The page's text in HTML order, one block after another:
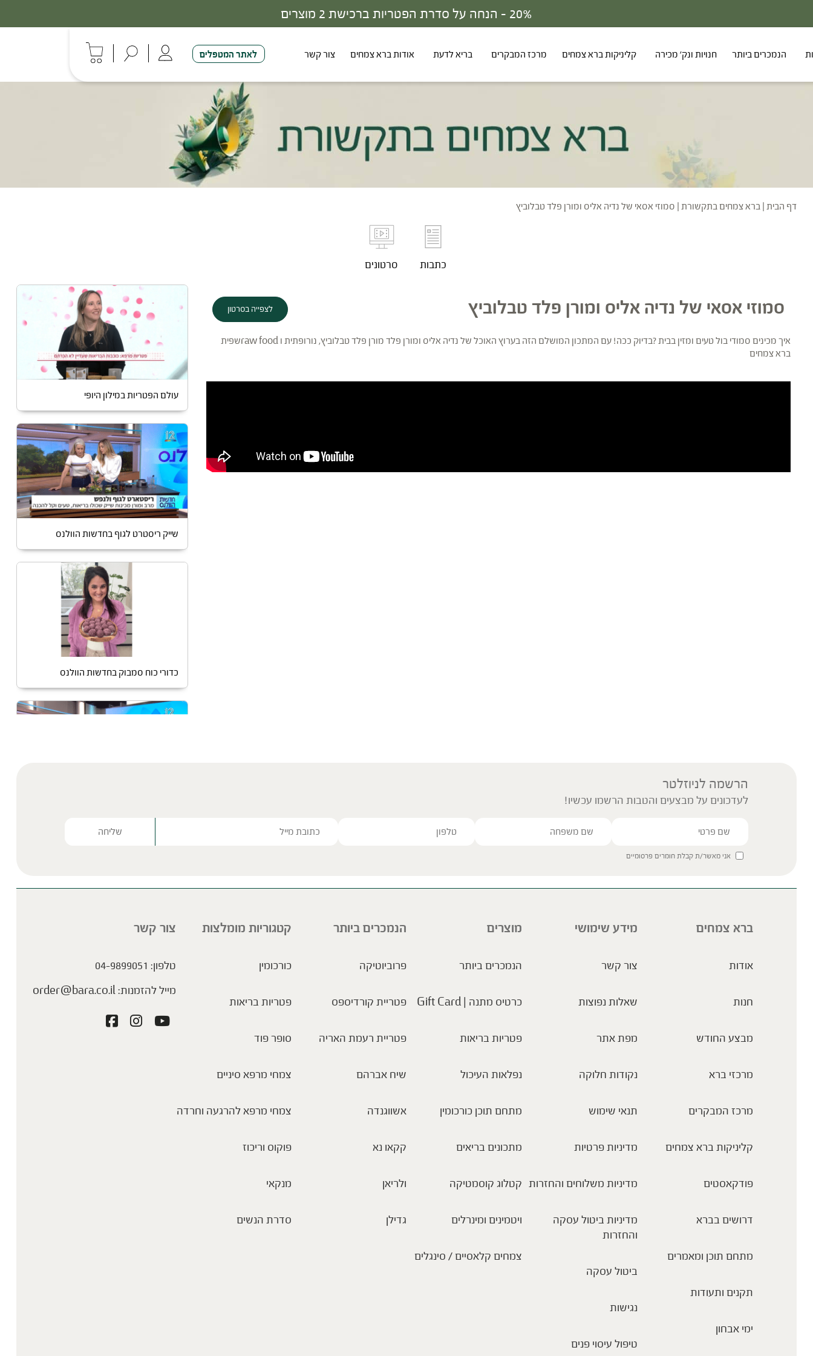
30% - הנחה על סדרת הפטריות ברכישת 3 מוצרים
הנמכרים ביותר חנויות ונק' מכירה קליניקות ברא צמחים מרכז המבקרים בריא לדעת אודות ברא צמחים צור קשר לאתר המטפלים
דף הבית | ברא צמחים בתקשורת | סמוזי אסאי של נדיה אליס ומורן פלד טבלוביץ
כתבות סרטונים
סמוזי אסאי של נדיה אליס ומורן פלד טבלוביץ לצפייה בסרטון
איך מכינים סמודי בול טעים ומזין בבית?בדיוק ככה! עם המתכון המושלם הזה בערוץ האוכל של נדיה אליס ומורן פלד מורן פלד טבלוביץ, נורופתית ו raw foodשפית
ברא צמחים
עולם הפטריות במילון היופי
שייק ריסטרט לגוף בחדשות הוולנס
כדורי כוח סמבוק בחדשות הוולנס
הבריאות
הרשמה לניוזלטר
לעדכונים על מבצעים והטבות הרשמו עכשיו!
אני מאשר/ת קבלת חומרים פרסומיים
ברא צמחים
אודות
חנות
מבצע החודש
מרכזי ברא
מרכז המבקרים
קליניקות ברא צמחים
פודקאסטים
דרושים בברא
מתחם תוכן ומאמרים
תקנים ותעודות
ימי אבחון
מידע שימושי
צור קשר
שאלות נפוצות
מפת אתר
נקודות חלוקה
תנאי שימוש
מדיניות פרטיות
מדיניות משלוחים והחזרות
מדיניות ביטול עסקה
והחזרות
ביטול עסקה
נגישות
טיפול עיסוי פנים
מוצרים
הנמכרים ביותר
כרטיס מתנה | Gift Card
פטריות בריאות
נפלאות העיכול
מתחם תוכן כורכומין
מתכונים בריאים
קטלוג קוסמטיקה
ויטמינים ומינרלים
צמחים קלאסיים / סינגלים
הנמכרים ביותר
פרוביוטיקה
פטריית קורדיספס
פטריית רעמת האריה
שיח אברהם
אשווגנדה
קקאו נא
ולריאן
גדילן
קטגוריות מומלצות
כורכומין
פטריות בריאות
סופר פוד
צמחי מרפא סיניים
צמחי מרפא להרגעה וחרדה
פוקוס וריכוז
מנקאי
סדרת הנשים
צור קשר
טלפון: 04-9899051
מייל להזמנות:order@bara.co.il